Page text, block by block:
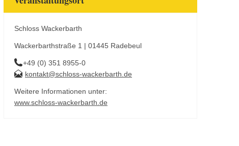
Schloss Wackerbarth
Wackerbarthstraße 1 | 01445 Radebeul
+49 (0) 351 8955-0
kontakt@schloss-wackerbarth.de
Weitere Informationen unter:
www.schloss-wackerbarth.de